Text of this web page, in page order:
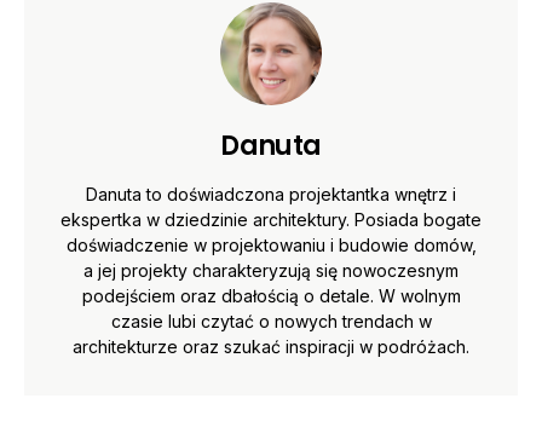
Danuta
Danuta to doświadczona projektantka wnętrz i
ekspertka w dziedzinie architektury. Posiada bogate
doświadczenie w projektowaniu i budowie domów,
a jej projekty charakteryzują się nowoczesnym
podejściem oraz dbałością o detale. W wolnym
czasie lubi czytać o nowych trendach w
architekturze oraz szukać inspiracji w podróżach.